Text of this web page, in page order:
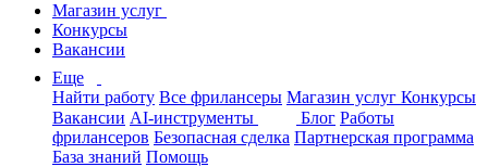
Магазин услуг
Конкурсы
Вакансии
Еще
Найти работу Все фрилансеры Магазин услуг Конкурсы
Вакансии AI-инструменты Блог Работы
фрилансеров Безопасная сделка Партнерская программа
База знаний Помощь